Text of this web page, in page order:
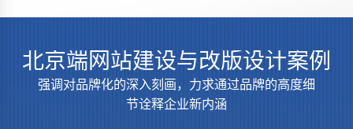
北京端网站建设与改版设计案例
强调对品牌化的深入刻画，力求通过品牌的高度细
节诠释企业新内涵